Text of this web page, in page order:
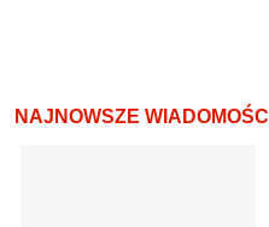
NAJNOWSZE WIADOMOŚCI